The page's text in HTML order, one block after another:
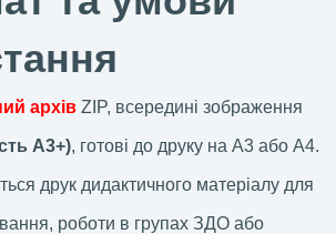
архів ZIP, всередині зображення
А3+), готові до друку на А3 або А4.
друк дидактичного матеріалу для
роботи в групах ЗДО або